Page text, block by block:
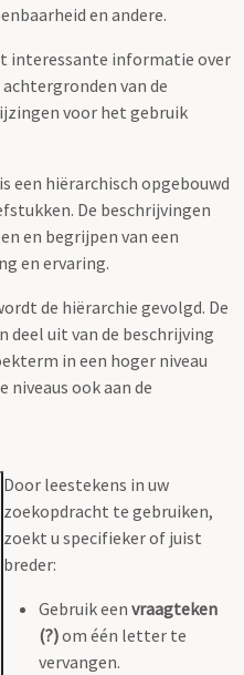
en andere.
interessante informatie over
van de
voor het gebruik
een hiërarchisch opgebouwd
De beschrijvingen
en begrijpen van een
en ervaring.
de hiërarchie gevolgd. De
deel uit van de beschrijving
in een hoger niveau
niveaus ook aan de
Door leestekens in uw
zoekopdracht te gebruiken,
zoekt u specifieker of juist
breder:
Gebruik een vraagteken
(?)om één letter te
vervangen.